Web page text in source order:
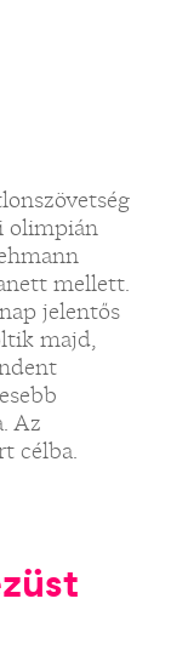
olimpián
mellett.
jelentős
majd,
Az
célba.